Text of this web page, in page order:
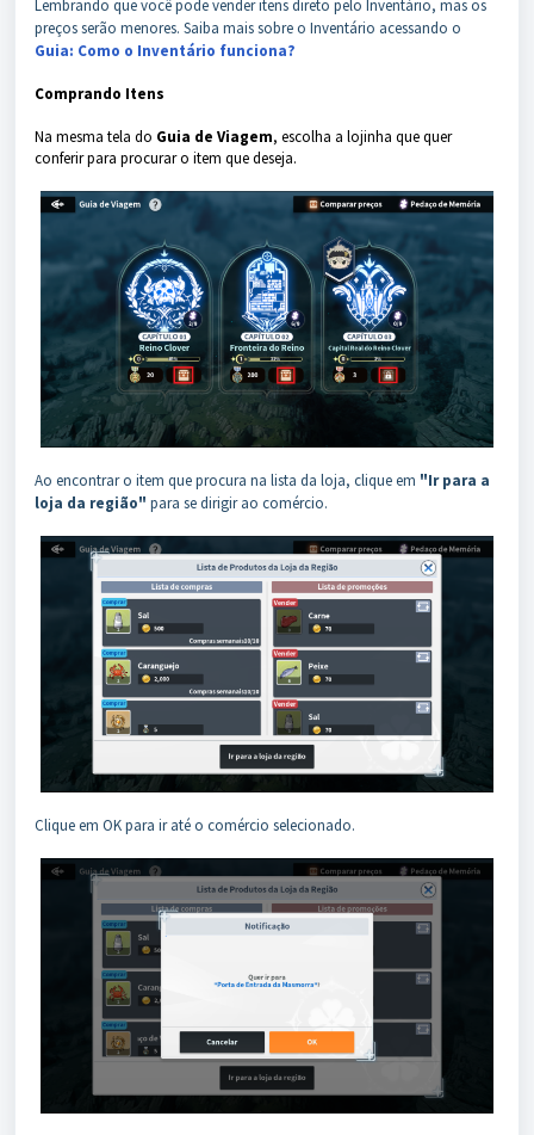
Lembrando que você pode vender itens direto pelo Inventário, mas os
preços serão menores. Saiba mais sobre o Inventário acessando o
Guia: Como o Inventário funciona?
Comprando Itens
Na mesma tela do Guia de Viagem, escolha a lojinha que quer
conferir para procurar o item que deseja.
Ao encontrar o item que procura na lista da loja, clique em "Ir para a
loja da região" para se dirigir ao comércio.
Clique em OK para ir até o comércio selecionado.